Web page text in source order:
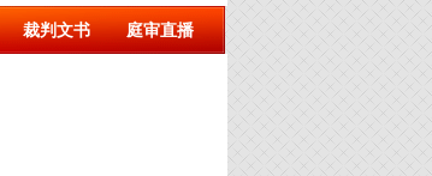
裁判文书 庭审直播